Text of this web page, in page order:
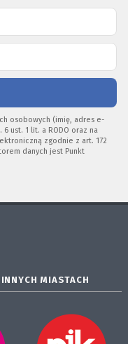
osobowych (imię, adres e-
ust. 1 lit. a RODO oraz na
zgodnie z art. 172
danych jest Punkt
MIASTACH